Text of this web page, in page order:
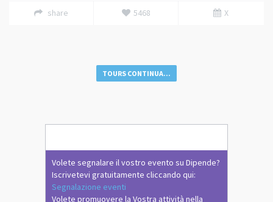
share 5468 X
TOURS CONTINUA...
Volete segnalare il vostro evento su Dipende?
Iscrivetevi gratuitamente cliccando qui:
Segnalazione eventi
Volete promuovere la Vostra attività nella